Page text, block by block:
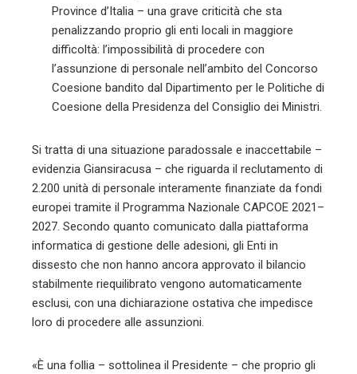
Province d’Italia – una grave criticità che sta
penalizzando proprio gli enti locali in maggiore
difficoltà: l’impossibilità di procedere con
l’assunzione di personale nell’ambito del Concorso
Coesione bandito dal Dipartimento per le Politiche di
Coesione della Presidenza del Consiglio dei Ministri.
Si tratta di una situazione paradossale e inaccettabile –
evidenzia Giansiracusa – che riguarda il reclutamento di
2.200 unità di personale interamente finanziate da fondi
europei tramite il Programma Nazionale CAPCOE 2021–
2027. Secondo quanto comunicato dalla piattaforma
informatica di gestione delle adesioni, gli Enti in
dissesto che non hanno ancora approvato il bilancio
stabilmente riequilibrato vengono automaticamente
esclusi, con una dichiarazione ostativa che impedisce
loro di procedere alle assunzioni.
«È una follia – sottolinea il Presidente – che proprio gli